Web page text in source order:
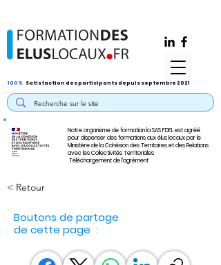
Notre organisme de formation la SAS FDEL est agréé
pour dispenser des formations aux élus locaux par le
Ministère de la Cohésion des Territoires et des Relations
avec les Collectivités Territoriales
Téléchargement de l'agrément
100% Satisfaction des participants depuis septembre 2021
< Retour
Boutons de partage
de cette page :